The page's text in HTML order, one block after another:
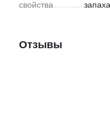
свойства
Отзывы